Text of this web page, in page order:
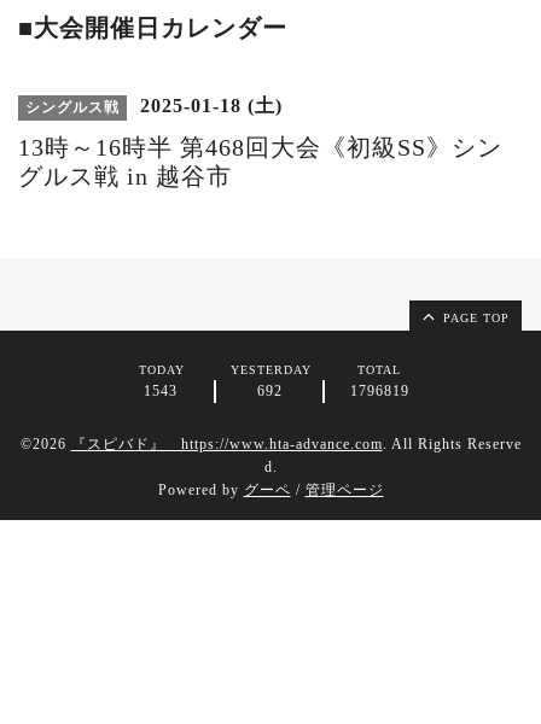
■大会開催日カレンダー
シングルス戦 2025-01-18 (土)
13時～16時半 第468回大会《初級SS》シン
グルス戦 in 越谷市
PAGE TOP
TODAY
1543
YESTERDAY
692
TOTAL
1796819
©2026 『スピバド』 https://www.hta-advance.com. All Rights Reserve
d.
Powered by グーペ / 管理ページ